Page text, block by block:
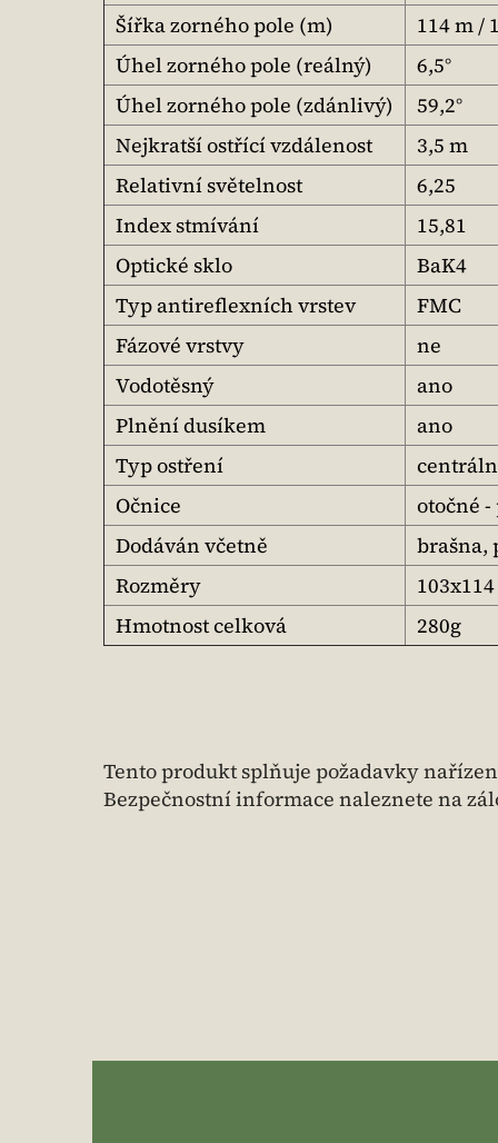
Šířka zorného pole (m)
114 m /
Úhel zorného pole (reálný)
6,5°
Úhel zorného pole (zdánlivý)
59,2°
Nejkratší ostřící vzdálenost
3,5 m
Relativní světelnost
6,25
Index stmívání
15,81
Optické sklo
BaK4
Typ antireflexních vrstev
FMC
Fázové vrstvy
ne
Vodotěsný
ano
Plnění dusíkem
ano
Typ ostření
Očnice
otočné
Dodáván včetně
brašna,
Rozměry
103x114
Hmotnost celková
280g
Tento produkt splňuje požadavky
Bezpečnostní informace naleznete na